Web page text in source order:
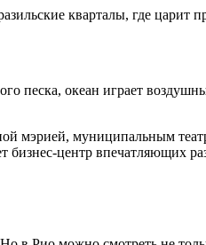
кварталы, где царит
песка, океан играет
мэрией, муниципальным
центр впечатляющих